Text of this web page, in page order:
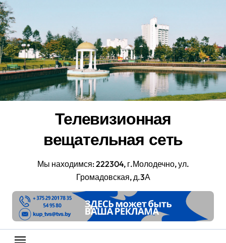
Перейти
к
содержанию
Телевизионная
вещательная сеть
Мы находимся: 222304, г.Молодечно, ул.
Громадовская, д.3А